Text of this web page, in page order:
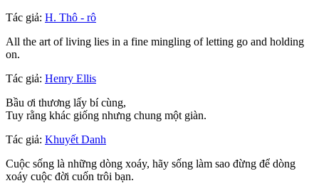
Tác giả: H. Thô - rô
All the art of living lies in a fine mingling of letting go and holding
on.
Tác giả: Henry Ellis
Bầu ơi thương lấy bí cùng,
Tuy rằng khác giống nhưng chung một giàn.
Tác giả: Khuyết Danh
Cuộc sống là những dòng xoáy, hãy sống làm sao đừng để dòng
xoáy cuộc đời cuốn trôi bạn.